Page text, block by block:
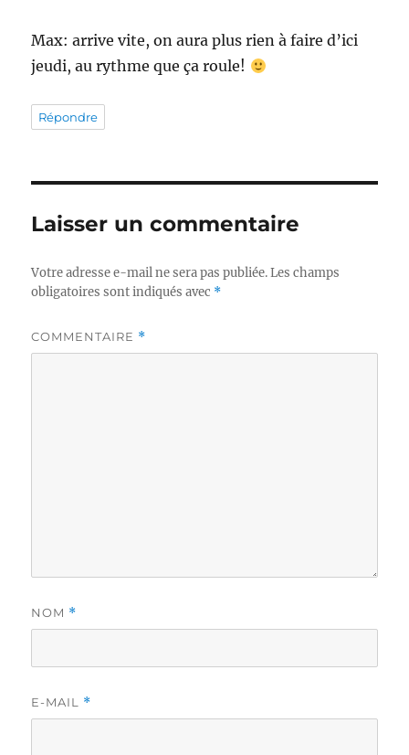
Max: arrive vite, on aura plus rien à faire d’ici
jeudi, au rythme que ça roule!
Répondre
Laisser un commentaire
Votre adresse e-mail ne sera pas publiée. Les champs
obligatoires sont indiqués avec *
COMMENTAIRE *
NOM *
E-MAIL *